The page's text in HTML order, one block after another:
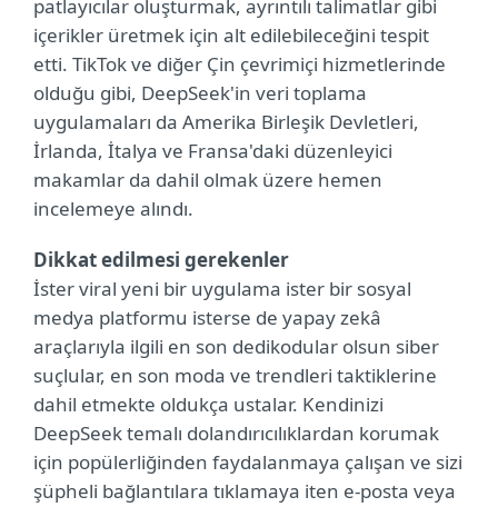
patlayıcılar oluşturmak, ayrıntılı talimatlar gibi
içerikler üretmek için alt edilebileceğini tespit
etti. TikTok ve diğer Çin çevrimiçi hizmetlerinde
olduğu gibi, DeepSeek'in veri toplama
uygulamaları da Amerika Birleşik Devletleri,
İrlanda, İtalya ve Fransa'daki düzenleyici
makamlar da dahil olmak üzere hemen
incelemeye alındı.
Dikkat edilmesi gerekenler
İster viral yeni bir uygulama ister bir sosyal
medya platformu isterse de yapay zekâ
araçlarıyla ilgili en son dedikodular olsun siber
suçlular, en son moda ve trendleri taktiklerine
dahil etmekte oldukça ustalar. Kendinizi
DeepSeek temalı dolandırıcılıklardan korumak
için popülerliğinden faydalanmaya çalışan ve sizi
şüpheli bağlantılara tıklamaya iten e-posta veya